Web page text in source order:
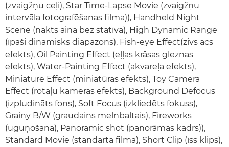
(zvaigžņu ceļi), Star Time-Lapse Movie (zvaigžņu
intervāla fotografēšanas filma)), Handheld Night
Scene (nakts aina bez statīva), High Dynamic Range
(īpaši dinamisks diapazons), Fish-eye Effect(zivs acs
efekts), Oil Painting Effect (eļļas krāsas gleznas
efekts), Water-Painting Effect (akvareļa efekts),
Miniature Effect (miniatūras efekts), Toy Camera
Effect (rotaļu kameras efekts), Background Defocus
(izpludināts fons), Soft Focus (izkliedēts fokuss),
Grainy B/W (graudains melnbaltais), Fireworks
(uguņošana), Panoramic shot (panorāmas kadrs)),
Standard Movie (standarta filma), Short Clip (īss klips),